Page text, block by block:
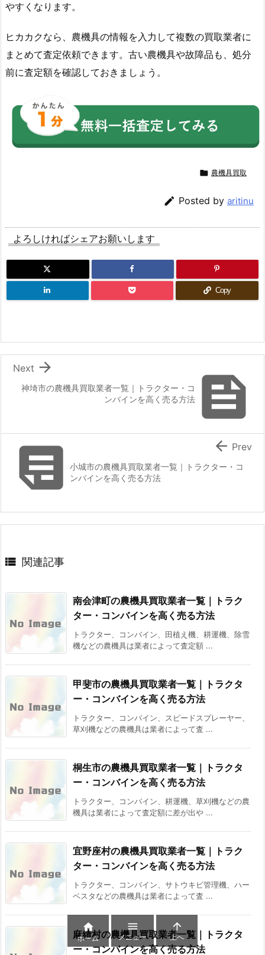
やすくなります。
ヒカカクなら、農機具の情報を入力して複数の買取業者に
まとめて査定依頼できます。古い農機具や故障品も、処分
前に査定額を確認しておきましょう。
 農機具買取
 Posted by aritinu
よろしければシェアお願いします
Copy

神埼市の農機具買取業者一覧｜トラクター・コ
ンバインを高く売る方法

Next
小城市の農機具買取業者一覧｜トラクター・コ
ンバインを高く売る方法
 Prev
 関連記事
南会津町の農機具買取業者一覧｜トラク
ター・コンバインを高く売る方法
トラクター、コンバイン、田植え機、耕運機、除雪
機などの農機具は業者によって査定額 ...
甲斐市の農機具買取業者一覧｜トラクタ
ー・コンバインを高く売る方法
トラクター、コンバイン、スピードスプレーヤー、
草刈機などの農機具は業者によって査 ...
桐生市の農機具買取業者一覧｜トラクタ
ー・コンバインを高く売る方法
トラクター、コンバイン、耕運機、草刈機などの農
機具は業者によって査定額に差が出や ...
宜野座村の農機具買取業者一覧｜トラク
ター・コンバインを高く売る方法
トラクター、コンバイン、サトウキビ管理機、ハー
ベスタなどの農機具は業者によって査 ...
麻績村の農機具買取業者一覧｜トラクタ
ー・コンバインを高く売る方法

ホーム

メニュー

上へ